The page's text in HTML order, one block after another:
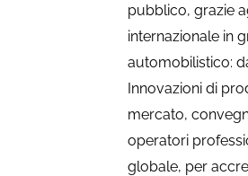
pubblico, grazie
internazionale in
automobilistico:
Innovazioni di
mercato,
operatori
globale, per